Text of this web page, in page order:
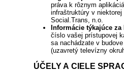
práva k rôznym
infraštruktúry v
Social.Trans, n.o.
Informácie týkajúce
číslo vašej prístupovej
sa nachádzate v
(uzavretý televízny
ÚČELY A CIELE